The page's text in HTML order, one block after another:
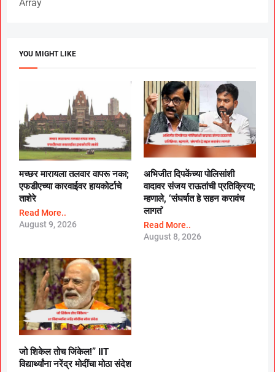
Array
YOU MIGHT LIKE
मच्छर मारायला तलवार वापरू नका;
एफडीएच्या कारवाईवर हायकोर्टाचे
ताशेरे
Read More..
August 9, 2026
अभिजीत दिपकेंच्या पोलिसांशी
वादावर संजय राऊतांची प्रतिक्रिया;
म्हणाले, ‘संघर्षात हे सहन करावंच
लागतं’
Read More..
August 8, 2026
जो शिकेल तोच जिंकेल!” IIT
विद्यार्थ्यांना नरेंद्र मोदींचा मोठा संदेश